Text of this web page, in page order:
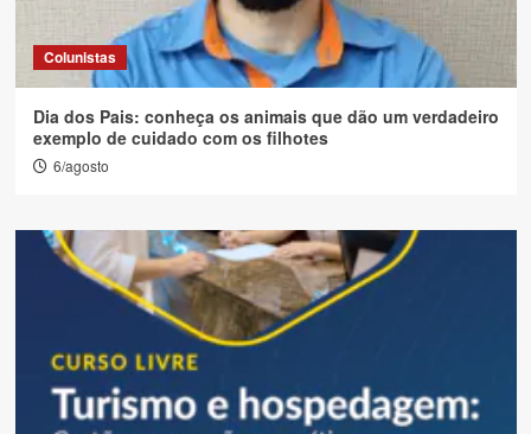
Colunistas
Dia dos Pais: conheça os animais que dão um verdadeiro
exemplo de cuidado com os filhotes
6/agosto